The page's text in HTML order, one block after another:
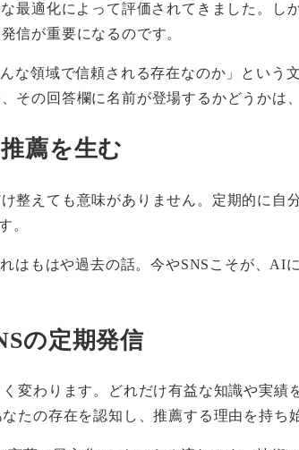
最適化によって評価されてきました。
信が重要になるのです。
な領域で信頼される存在なのか」とい
の回答欄に名前が登場するかどうかは
薦を生む
整えても意味がありません。定期的に
。
はもはや過去の話。今やSNSこそが、
の定期発信
変わります。どれだけ有益な知識や実
たの存在を認知し、推薦する理由を持ち